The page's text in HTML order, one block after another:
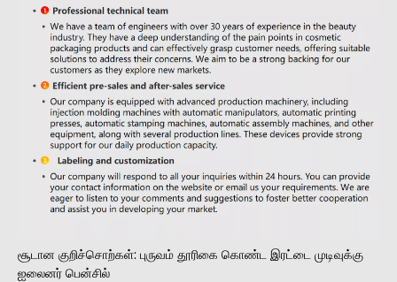
சூடான குறிச்சொற்கள்: புருவம் தூரிகை கொண்ட இரட்டை முடிவுக்கு
ஐலைனர் பென்சில்